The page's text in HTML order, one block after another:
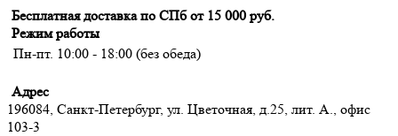
Бесплатная доставка по СПб от 15 000 руб.
Режим работы
Пн-пт. 10:00 - 18:00 (без обеда)
Адрес
196084, Санкт-Петербург, ул. Цветочная, д.25, лит. А., офис
103-3